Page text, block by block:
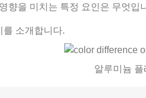
향을 미치는 특정 요인은 무엇입
를 소개합니다.
알루미늄 플